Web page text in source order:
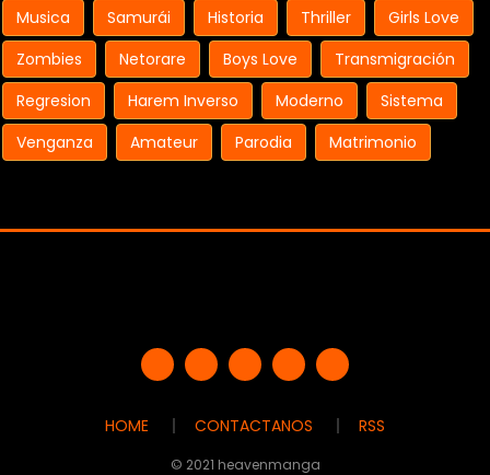
Musica
Samurái Historia Thriller
Girls Love
Zombies
Netorare Boys Love
Transmigración
Regresion
Harem Inverso Moderno
Sistema
Venganza
Amateur Parodia Matrimonio
HOME CONTACTANOS RSS
© 2021 heavenmanga